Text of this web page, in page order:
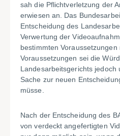
sah die Pflichtverletzung der
erwiesen an. Das
Entscheidung des
Verwertung der
bestimmten Voraussetzungen
Voraussetzungen sei die
Landesarbeitsgerichts jedoch
Sache zur neuen
müsse.
Nach der Entscheidung des
von verdeckt angefertigten